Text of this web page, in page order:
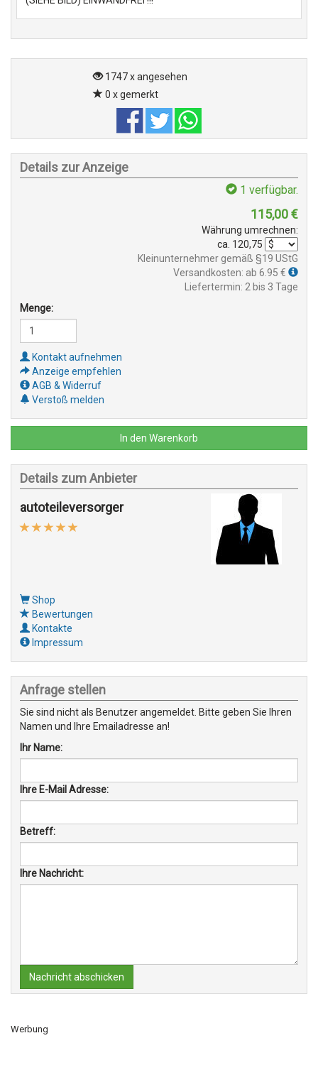
1747 x angesehen
0 x gemerkt
Details zur Anzeige
1 verfügbar.
115,00€
Währung umrechnen:
ca. 120,75
Kleinunternehmer gemäß §19 UStG
Versandkosten: ab 6.95 €
Liefertermin: 2 bis 3 Tage
Menge:
Kontakt aufnehmen
Anzeige empfehlen
AGB & Widerruf
Verstoß melden
In den Warenkorb
Details zum Anbieter
autoteileversorger
Shop
Bewertungen
Kontakte
Impressum
Anfrage stellen
Sie sind nicht als Benutzer angemeldet. Bitte geben Sie Ihren
Namen und Ihre Emailadresse an!
Ihr Name:
Ihre E-Mail Adresse:
Betreff:
Ihre Nachricht:
Nachricht abschicken
Werbung